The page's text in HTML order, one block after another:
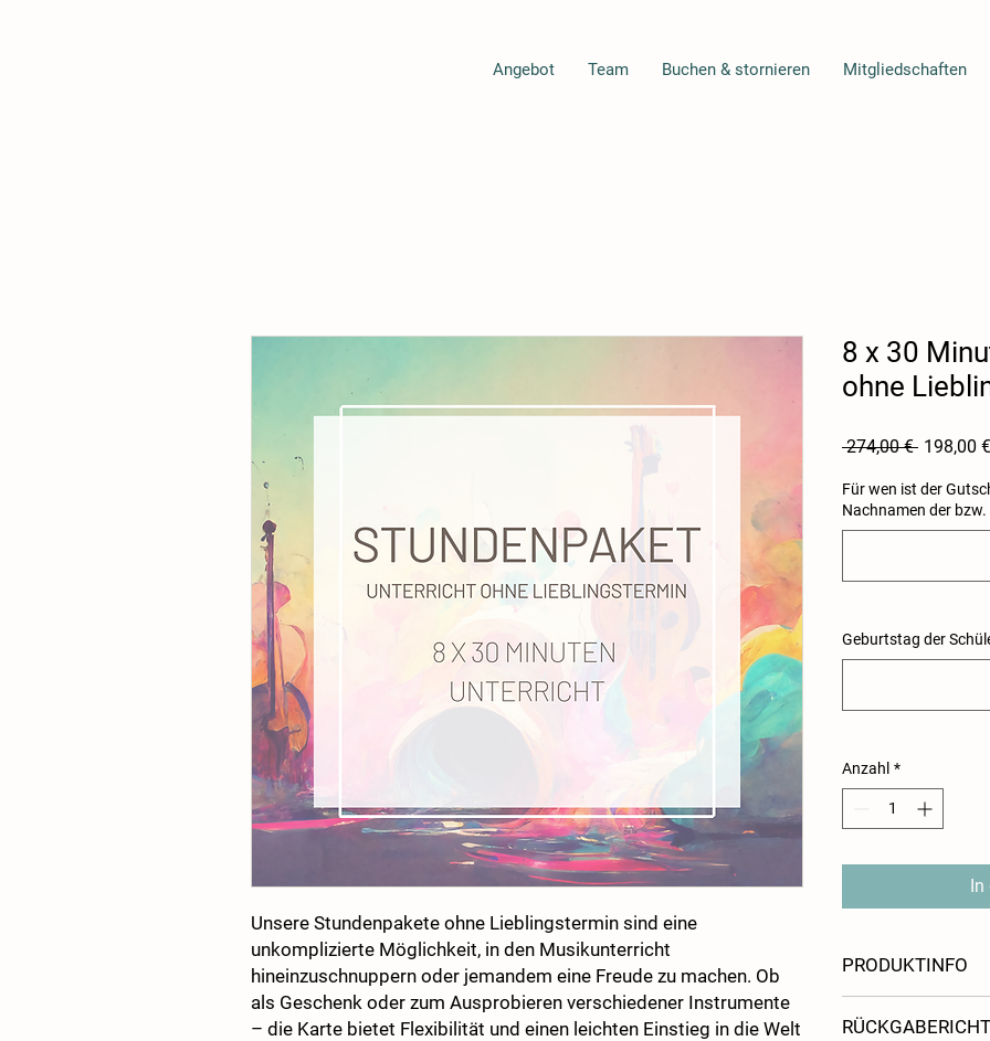
Angebot Team Buchen & stornieren Mitgliedschaften
Unsere Stundenpakete ohne Lieblingstermin sind eine
unkomplizierte Möglichkeit, in den Musikunterricht
hineinzuschnuppern oder jemandem eine Freude zu machen. Ob
als Geschenk oder zum Ausprobieren verschiedener Instrumente
– die Karte bietet Flexibilität und einen leichten Einstieg in die Welt
8 x 30
ohne
274,00 € 198,00 €
Für wen ist der
Nachnamen der
Geburtstag der
Anzahl *
In
PRODUKTINFO
erste Stunde in